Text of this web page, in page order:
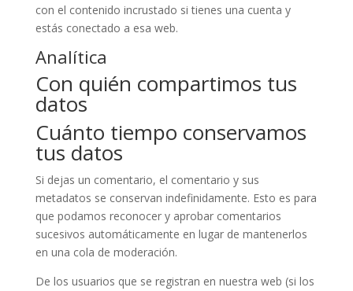
con el contenido incrustado si tienes una cuenta y
estás conectado a esa web.
Analítica
Con quién compartimos tus
datos
Cuánto tiempo conservamos
tus datos
Si dejas un comentario, el comentario y sus
metadatos se conservan indefinidamente. Esto es para
que podamos reconocer y aprobar comentarios
sucesivos automáticamente en lugar de mantenerlos
en una cola de moderación.
De los usuarios que se registran en nuestra web (si los